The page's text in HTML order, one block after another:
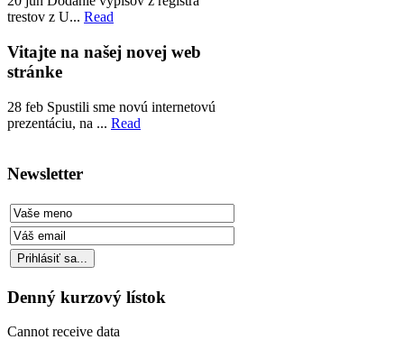
trestov z U... Read
Vitajte na našej novej web
stránke
28 feb Spustili sme novú internetovú
prezentáciu, na ... Read
Newsletter
Denný kurzový lístok
Cannot receive data